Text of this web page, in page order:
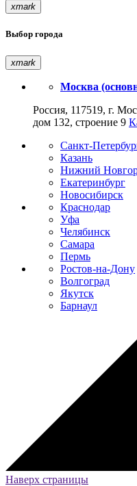
xmark
Выбор города
xmark
Москва
Россия, 117519, г.
дом 132, строение 9
Санкт-
Казань
Нижний
Екатеринбург
Новосибирск
Краснодар
Уфа
Челябинск
Самара
Пермь
Ростов-на-Дону
Волгоград
Якутск
Барнаул
Наверх страницы